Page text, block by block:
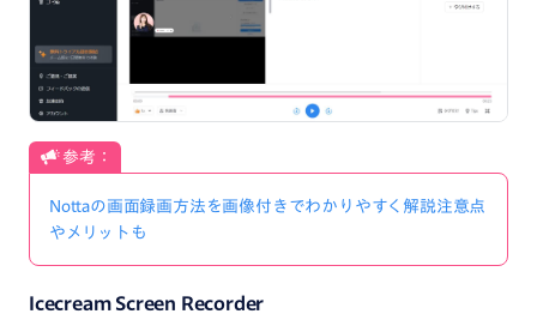
参考：
Nottaの画面録画方法を画像付きでわかりやすく解説注意点
やメリットも
Icecream Screen Recorder